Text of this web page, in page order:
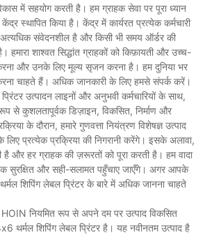
में सहयोग करती है। हम ग्राहक सेवा पर पूरा ध्यान
स्थापित किया है। केंद्र में कार्यरत प्रत्येक कर्मचारी
अत्यधिक संवेदनशील है और किसी भी समय ऑर्डर की
शाश्वत सिद्धांत ग्राहकों को किफ़ायती और उच्च-
करना और उनके लिए मूल्य सृजन करना है। हम दुनिया भर
चाहते हैं। अधिक जानकारी के लिए हमसे संपर्क करें।
उत्पादन लाइनों और अनुभवी कर्मचारियों के साथ,
से कुशलतापूर्वक डिज़ाइन, विकसित, निर्माण और
के दौरान, हमारे गुणवत्ता नियंत्रण विशेषज्ञ उत्पाद
लिए प्रत्येक प्रक्रिया की निगरानी करेंगे। इसके अलावा,
है और हर ग्राहक की ज़रूरतों को पूरा करती है। हम वादा
सुरक्षित और सही-सलामत पहुँचाए जाएँगे। अगर आपके
शिपिंग लेबल प्रिंटर के बारे में अधिक जानना चाहते
नियमित रूप से अपने दम पर उत्पाद विकसित
थर्मल शिपिंग लेबल प्रिंटर है। यह नवीनतम उत्पाद है